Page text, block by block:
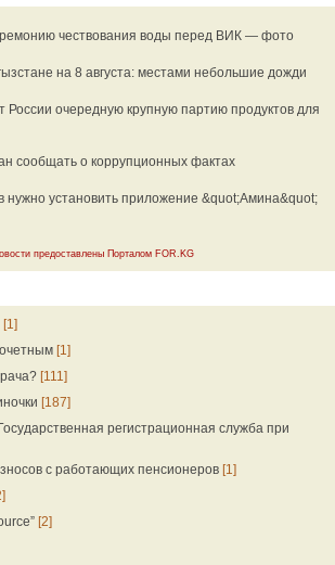
чествования воды перед ВИК — фото
на 8 августа: местами небольшие дожди
России очередную крупную партию продуктов для
сообщать о коррупционных фактах
нужно установить приложение &quot;Амина&quot;
предоставлены Порталом FOR.KG
[1]
[1]
[111]
[187]
регистрационная служба при
с работающих пенсионеров [1]
[2]